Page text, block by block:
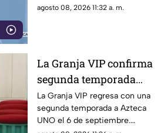
Chiapas buscan obtener datos
agosto 08, 2026 11:32 a. m.
La Granja VIP confirma
segunda temporada
con contenido
exclusivo y sorpresas
La Granja VIP regresa con una
segunda temporada a Azteca
UNO el 6 de septiembre.